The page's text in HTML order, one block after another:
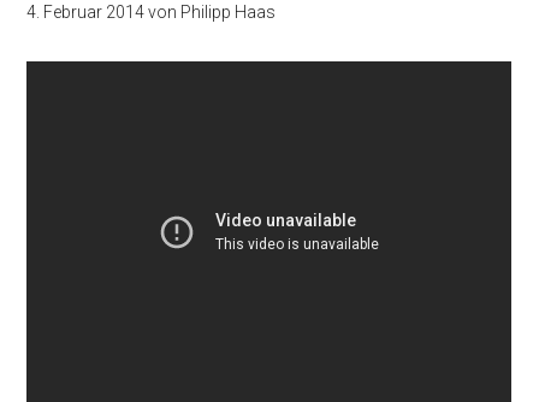
4. Februar 2014von Philipp Haas